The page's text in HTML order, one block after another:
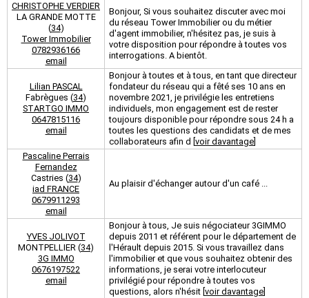
CHRISTOPHE VERDIER
LA GRANDE MOTTE
(34)
Tower Immobilier
0782936166
email
Bonjour, Si vous souhaitez discuter avec moi
du réseau Tower Immobilier ou du métier
d'agent immobilier, n'hésitez pas, je suis à
votre disposition pour répondre à toutes vos
interrogations. A bientôt.
Lilian PASCAL
Fabrègues (34)
STARTGO IMMO
0647815116
email
Bonjour à toutes et à tous, en tant que directeur
fondateur du réseau qui a fêté ses 10 ans en
novembre 2021, je privilégie les entretiens
individuels, mon engagement est de rester
toujours disponible pour répondre sous 24 h a
toutes les questions des candidats et de mes
collaborateurs afin d [ voir davantage
Pascaline Perrais
Fernandez
Castries (34)
iad FRANCE
0679911293
email
Au plaisir d'échanger autour d'un café ...
YVES JOLIVOT
MONTPELLIER (34)
3G IMMO
0676197522
email
Bonjour à tous, Je suis négociateur 3GIMMO
depuis 2011 et référent pour le département de
l'Hérault depuis 2015. Si vous travaillez dans
l'immobilier et que vous souhaitez obtenir des
informations, je serai votre interlocuteur
privilégié pour répondre à toutes vos
questions, alors n'hésit [ voir davantage